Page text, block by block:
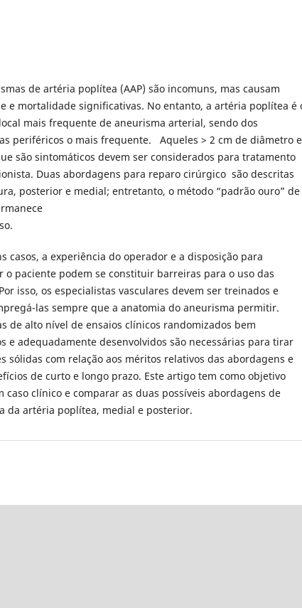
de artéria poplítea (AAP) são incomuns, mas causam
e mortalidade significativas. No entanto, a artéria poplítea é
mais frequente de aneurisma arterial, sendo dos
periféricos o mais frequente. Aqueles > 2 cm de diâmetro e
são sintomáticos devem ser considerados para tratamento
Duas abordagens para reparo cirúrgico são descritas
posterior e medial; entretanto, o método “padrão ouro” de
casos, a experiência do operador e a disposição para
o paciente podem se constituir barreiras para o uso das
isso, os especialistas vasculares devem ser treinados e
las sempre que a anatomia do aneurisma permitir.
de alto nível de ensaios clínicos randomizados bem
e adequadamente desenvolvidos são necessárias para tirar
sólidas com relação aos méritos relativos das abordagens e
de curto e longo prazo. Este artigo tem como objetivo
caso clínico e comparar as duas possíveis abordagens de
da artéria poplítea, medial e posterior.